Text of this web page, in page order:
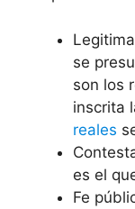
se
son los
inscrita
reales
es el
Fe